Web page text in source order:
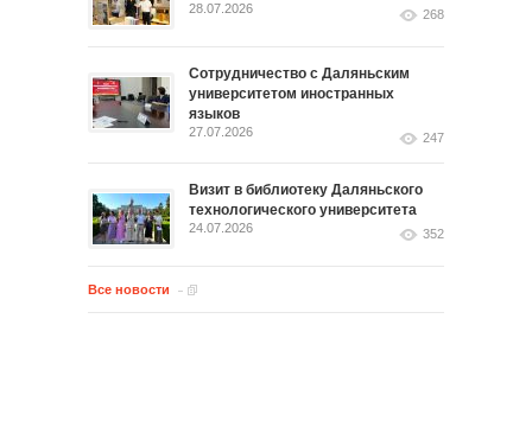
28.07.2026 268
Сотрудничество с Даляньским
университетом иностранных
языков
27.07.2026 247
Визит в библиотеку Даляньского
технологического университета
24.07.2026 352
Все новости